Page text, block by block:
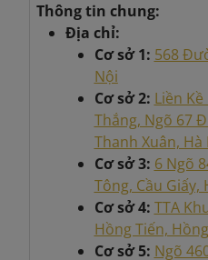
Thông tin chung:
Địa chỉ:
Cơ sở 1: 568
Nội
Cơ sở 2: Liền
Thắng, Ngõ 67
Thanh Xuân, Hà
Cơ sở 3: 6 Ngõ
Tông, Cầu Giấy,
Cơ sở 4: TTA
Hồng Tiến,
Cơ sở 5: Ngõ